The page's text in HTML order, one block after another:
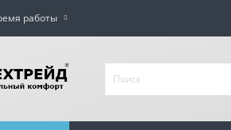
работы